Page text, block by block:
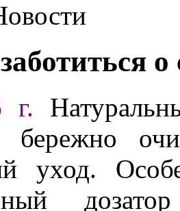
г.
бережно
уход.